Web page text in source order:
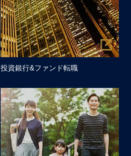
投資銀行&ファンド転職